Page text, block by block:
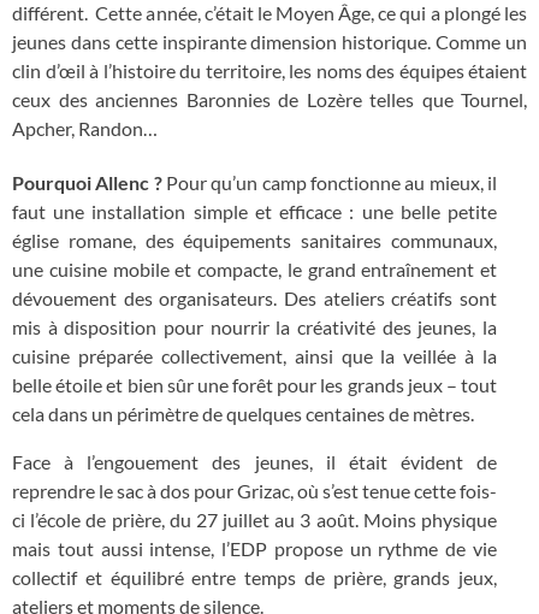
différent. Cette année, c’était le Moyen Âge, ce qui a plongé les
jeunes dans cette inspirante dimension historique. Comme un
clin d’œil à l’histoire du territoire, les noms des équipes étaient
ceux des anciennes Baronnies de Lozère telles que Tournel,
Apcher, Randon…
Pourquoi Allenc ?Pour qu’un camp fonctionne au mieux, il
faut une installation simple et efficace : une belle petite
église romane, des équipements sanitaires communaux,
une cuisine mobile et compacte, le grand entraînement et
dévouement des organisateurs. Des ateliers créatifs sont
mis à disposition pour nourrir la créativité des jeunes, la
cuisine préparée collectivement, ainsi que la veillée à la
belle étoile et bien sûr une forêt pour les grands jeux – tout
cela dans un périmètre de quelques centaines de mètres.
Face à l’engouement des jeunes, il était évident de
reprendre le sac à dos pour Grizac, où s’est tenue cette fois-
ci l’école de prière, du 27 juillet au 3 août. Moins physique
mais tout aussi intense, l’EDP propose un rythme de vie
collectif et équilibré entre temps de prière, grands jeux,
ateliers et moments de silence.